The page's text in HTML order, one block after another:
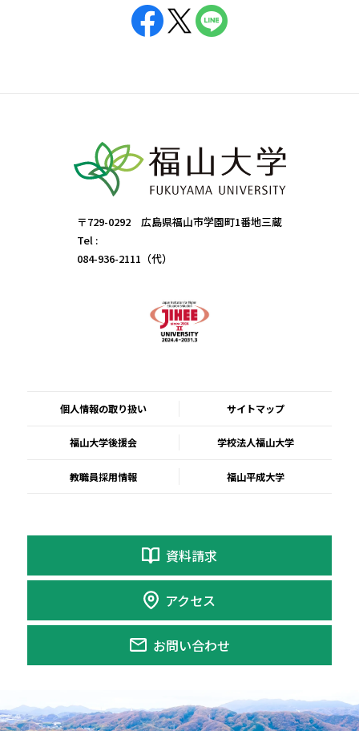
〒729-0292 広島県福山市学園町1番地三蔵
Tel :
084-936-2111（代）
個人情報の取り扱い サイトマップ
福山大学後援会 学校法人福山大学
教職員採用情報 福山平成大学
資料請求
アクセス
お問い合わせ